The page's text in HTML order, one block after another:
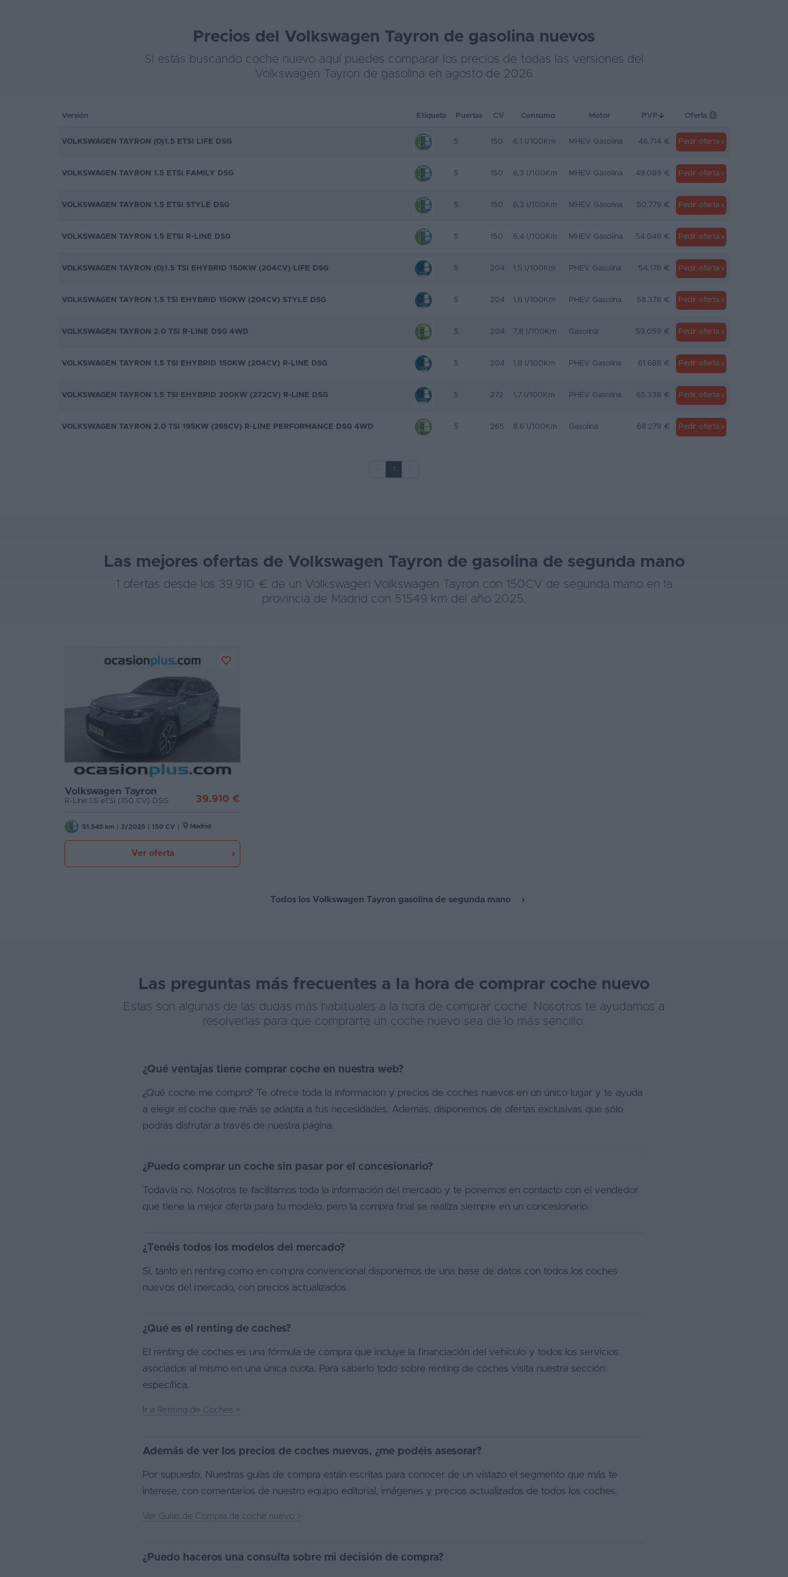
Precios del Volkswagen Tayron de gasolina nuevos
Si estás buscando coche nuevo aquí puedes comparar los precios de todas las versiones del
Volkswagen Tayron de gasolina en agosto de 2026
Versión Etiqueta Puertas CV Consumo Motor PVP Oferta
VOLKSWAGEN TAYRON (O)1.5 ETSI LIFE DSG 5 150 6,1 l/100Km MHEV Gasolina 46.714 € Pedir oferta
VOLKSWAGEN TAYRON 1.5 ETSI FAMILY DSG 5 150 6,3 l/100Km MHEV Gasolina 49.089 € Pedir oferta
VOLKSWAGEN TAYRON 1.5 ETSI STYLE DSG 5 150 6,3 l/100Km MHEV Gasolina 50.779 € Pedir oferta
VOLKSWAGEN TAYRON 1.5 ETSI R-LINE DSG 5 150 6,4 l/100Km MHEV Gasolina 54.049 € Pedir oferta
VOLKSWAGEN TAYRON (O)1.5 TSI EHYBRID 150KW (204CV) LIFE DSG 5 204 1,5 l/100Km PHEV Gasolina 54.176 € Pedir oferta
VOLKSWAGEN TAYRON 1.5 TSI EHYBRID 150KW (204CV) STYLE DSG 5 204 1,6 l/100Km PHEV Gasolina 58.378 € Pedir oferta
VOLKSWAGEN TAYRON 2.0 TSI R-LINE DSG 4WD 5 204 7,8 l/100Km Gasolina 59.059 € Pedir oferta
VOLKSWAGEN TAYRON 1.5 TSI EHYBRID 150KW (204CV) R-LINE DSG 5 204 1,8 l/100Km PHEV Gasolina 61.688 € Pedir oferta
VOLKSWAGEN TAYRON 1.5 TSI EHYBRID 200KW (272CV) R-LINE DSG 5 272 1,7 l/100Km PHEV Gasolina 65.338 € Pedir oferta
VOLKSWAGEN TAYRON 2.0 TSI 195KW (265CV) R-LINE PERFORMANCE DSG 4WD 5 265 8,6 l/100Km Gasolina 68.279 € Pedir oferta
1
Las mejores ofertas de Volkswagen Tayron de gasolina de segunda mano
1 ofertas desde los 39.910 € de un Volkswagen Volkswagen Tayron con 150CV de segunda mano en la
provincia de Madrid con 51549 km del año 2025.
Volkswagen Tayron
R-Line 1.5 eTSI (150 CV) DSG 39.910 €
51.549 km 3/2025 150 CV Madrid
Ver oferta
Todos los Volkswagen Tayron gasolina de segunda mano
Las preguntas más frecuentes a la hora de comprar coche nuevo
Estas son algunas de las dudas más habituales a la hora de comprar coche. Nosotros te ayudamos a
resolverlas para que comprarte un coche nuevo sea de lo más sencillo.
¿Qué ventajas tiene comprar coche en nuestra web?
¿Qué coche me compro? Te ofrece toda la información y precios de coches nuevos en un único lugar y te ayuda
a elegir el coche que más se adapta a tus necesidades. Además, disponemos de ofertas exclusivas que sólo
podrás disfrutar a través de nuestra página.
¿Puedo comprar un coche sin pasar por el concesionario?
Todavía no. Nosotros te facilitamos toda la información del mercado y te ponemos en contacto con el vendedor
que tiene la mejor oferta para tu modelo, pero la compra final se realiza siempre en un concesionario.
¿Tenéis todos los modelos del mercado?
Sí, tanto en renting como en compra convencional disponemos de una base de datos con todos los coches
nuevos del mercado, con precios actualizados.
¿Qué es el renting de coches?
El renting de coches es una fórmula de compra que incluye la financiación del vehículo y todos los servicios
asociados al mismo en una única cuota. Para saberlo todo sobre renting de coches visita nuestra sección
específica.
Ir a Renting de Coches >
Además de ver los precios de coches nuevos, ¿me podéis asesorar?
Por supuesto. Nuestras guías de compra están escritas para conocer de un vistazo el segmento que más te
interese, con comentarios de nuestro equipo editorial, imágenes y precios actualizados de todos los coches.
Ver Guías de Compra de coche nuevo >
¿Puedo haceros una consulta sobre mi decisión de compra?